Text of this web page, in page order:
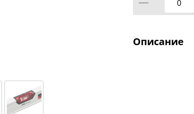
Описание